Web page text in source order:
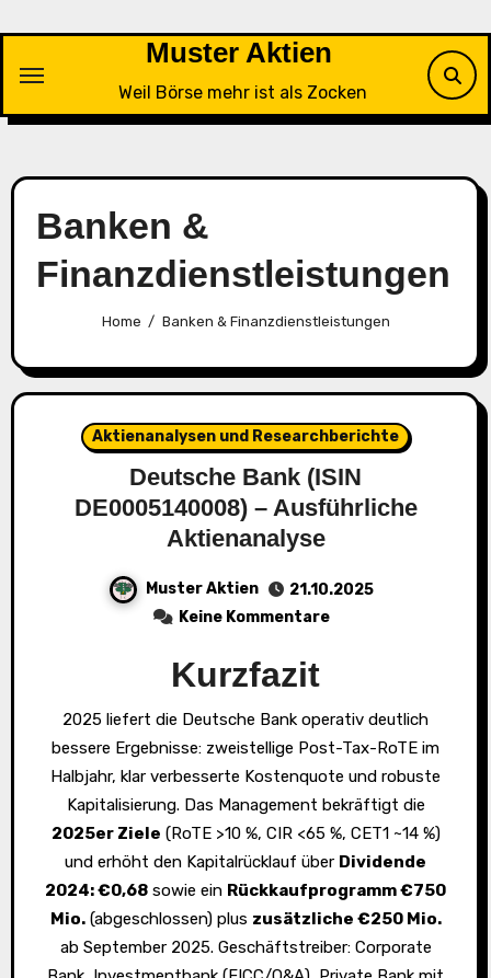
content
Muster Aktien
Weil Börse mehr ist als Zocken
Banken &
Finanzdienstleistungen
Home Banken & Finanzdienstleistungen
Aktienanalysen und Researchberichte
Deutsche Bank (ISIN
DE0005140008) – Ausführliche
Aktienanalyse
Muster Aktien
21.10.2025
Keine Kommentare
Kurzfazit
2025 liefert die Deutsche Bank operativ deutlich
bessere Ergebnisse: zweistellige Post-Tax-RoTE im
Halbjahr, klar verbesserte Kostenquote und robuste
Kapitalisierung. Das Management bekräftigt die
2025er Ziele (RoTE >10 %, CIR <65 %, CET1 ~14 %)
und erhöht den Kapitalrücklauf über Dividende
2024: €0,68 sowie ein Rückkaufprogramm €750
Mio.(abgeschlossen) plus zusätzliche €250 Mio.
ab September 2025. Geschäftstreiber: Corporate